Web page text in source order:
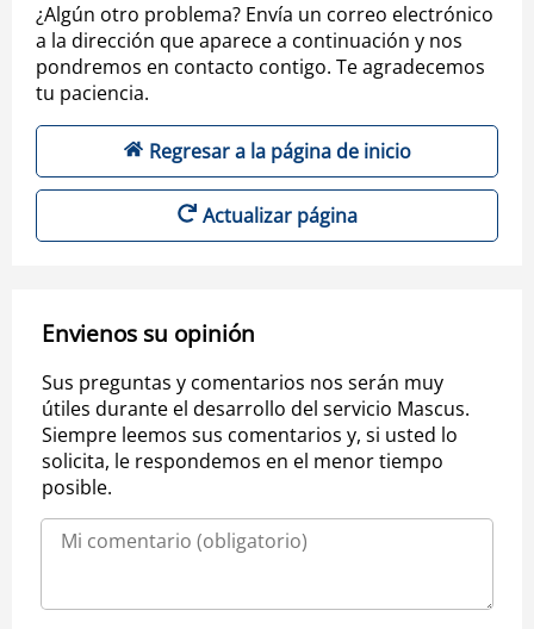
¿Algún otro problema? Envía un correo electrónico
a la dirección que aparece a continuación y nos
pondremos en contacto contigo. Te agradecemos
tu paciencia.
Regresar a la página de inicio
Actualizar página
Envienos su opinión
Sus preguntas y comentarios nos serán muy
útiles durante el desarrollo del servicio Mascus.
Siempre leemos sus comentarios y, si usted lo
solicita, le respondemos en el menor tiempo
posible.